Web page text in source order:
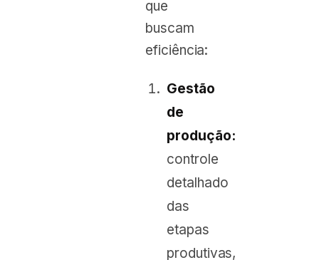
que
buscam
eficiência:
Gestão
de
produção:
controle
detalhado
das
etapas
produtivas,